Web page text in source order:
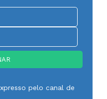
pelo canal de